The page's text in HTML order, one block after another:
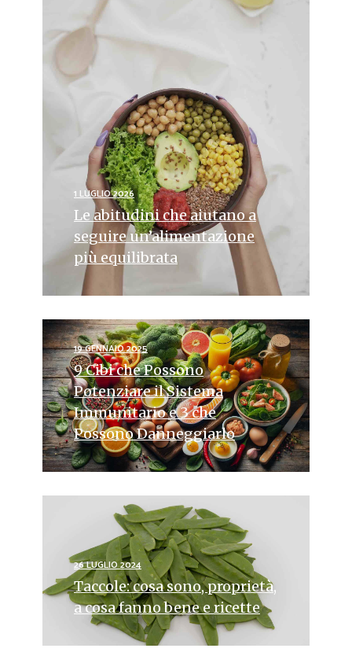
1 LUGLIO 2026
Le abitudini che aiutano a
seguire un’alimentazione
più equilibrata
19 GENNAIO 2025
9 Cibi che Possono
Potenziare il Sistema
Immunitario e 3 che
Possono Danneggiarlo
26 LUGLIO 2024
Taccole: cosa sono, proprietà,
a cosa fanno bene e ricette